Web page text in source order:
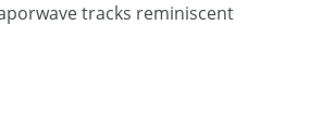
tracks reminiscent